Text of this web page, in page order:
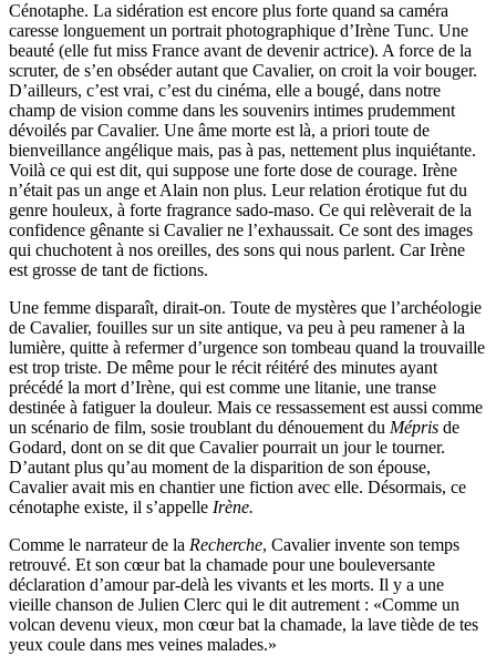
Cénotaphe. La sidération est encore plus forte quand sa caméra
caresse longuement un portrait photographique d’Irène Tunc. Une
beauté (elle fut miss France avant de devenir actrice). A force de la
scruter, de s’en obséder autant que Cavalier, on croit la voir bouger.
D’ailleurs, c’est vrai, c’est du cinéma, elle a bougé, dans notre
champ de vision comme dans les souvenirs intimes prudemment
dévoilés par Cavalier. Une âme morte est là, a priori toute de
bienveillance angélique mais, pas à pas, nettement plus inquiétante.
Voilà ce qui est dit, qui suppose une forte dose de courage. Irène
n’était pas un ange et Alain non plus. Leur relation érotique fut du
genre houleux, à forte fragrance sado-maso. Ce qui relèverait de la
confidence gênante si Cavalier ne l’exhaussait. Ce sont des images
qui chuchotent à nos oreilles, des sons qui nous parlent. Car Irène
est grosse de tant de fictions.
Une femme disparaît, dirait-on. Toute de mystères que l’archéologie
de Cavalier, fouilles sur un site antique, va peu à peu ramener à la
lumière, quitte à refermer d’urgence son tombeau quand la trouvaille
est trop triste. De même pour le récit réitéré des minutes ayant
précédé la mort d’Irène, qui est comme une litanie, une transe
destinée à fatiguer la douleur. Mais ce ressassement est aussi comme
un scénario de film, sosie troublant du dénouement du Mépris de
Godard, dont on se dit que Cavalier pourrait un jour le tourner.
D’autant plus qu’au moment de la disparition de son épouse,
Cavalier avait mis en chantier une fiction avec elle. Désormais, ce
cénotaphe existe, il s’appelle Irène.
Comme le narrateur de la Recherche, Cavalier invente son temps
retrouvé. Et son cœur bat la chamade pour une bouleversante
déclaration d’amour par-delà les vivants et les morts. Il y a une
vieille chanson de Julien Clerc qui le dit autrement : «Comme un
volcan devenu vieux, mon cœur bat la chamade, la lave tiède de tes
yeux coule dans mes veines malades.»